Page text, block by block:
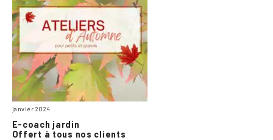
janvier 2024
E-coach jardin
Offert à tous nos clients